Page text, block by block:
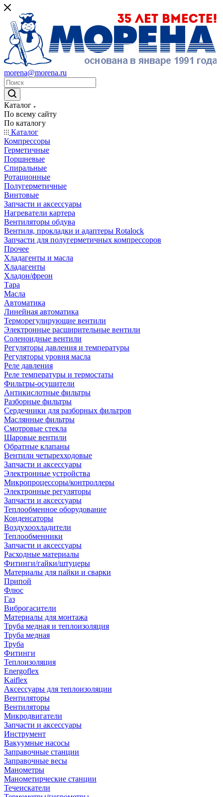
morena@morena.ru
Каталог
По всему сайту
По каталогу
Каталог
Компрессоры
Герметичные
Поршневые
Спиральные
Ротационные
Полугерметичные
Винтовые
Запчасти и аксессуары
Нагреватели картера
Вентиляторы обдува
Вентиля, прокладки и адаптеры Rotalock
Запчасти для полугерметичных компрессоров
Прочее
Хладагенты и масла
Хладагенты
Хладон/фреон
Тара
Масла
Автоматика
Линейная автоматика
Терморегулирующие вентили
Электронные расширительные вентили
Соленоидные вентили
Регуляторы давления и температуры
Регуляторы уровня масла
Реле давления
Реле температуры и термостаты
Фильтры-осушители
Антикислотные фильтры
Разборные фильтры
Сердечники для разборных фильтров
Маслянные фильтры
Смотровые стекла
Шаровые вентили
Обратные клапаны
Вентили четырехходовые
Запчасти и аксессуары
Электронные устройства
Микропроцессоры/контроллеры
Электронные регуляторы
Запчасти и аксессуары
Теплообменное оборудование
Конденсаторы
Воздухоохладители
Теплообменники
Запчасти и аксессуары
Расходные материалы
Фитинги/гайки/штуцеры
Материалы для пайки и сварки
Припой
Флюс
Газ
Виброгасители
Материалы для монтажа
Труба медная и теплоизоляция
Труба медная
Труба
Фитинги
Теплоизоляция
Energoflex
Kaiflex
Аксессуары для теплоизоляции
Вентиляторы
Вентиляторы
Микродвигатели
Запчасти и аксессуары
Инструмент
Вакуумные насосы
Заправочные станции
Заправочные весы
Манометры
Манометирческие станции
Течеискатели